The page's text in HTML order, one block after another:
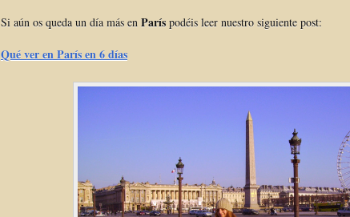
Si aún os queda un día más en París podéis leer nuestro siguiente post:
Qué ver en París en 6 días